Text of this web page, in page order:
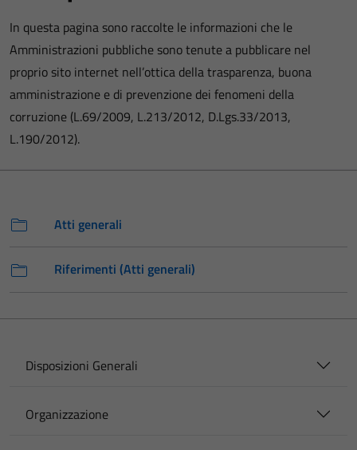
In questa pagina sono raccolte le informazioni che le
Amministrazioni pubbliche sono tenute a pubblicare nel
proprio sito internet nell’ottica della trasparenza, buona
amministrazione e di prevenzione dei fenomeni della
corruzione (L.69/2009, L.213/2012, D.Lgs.33/2013,
L.190/2012).
Atti generali
Riferimenti (Atti generali)
Disposizioni Generali
Organizzazione